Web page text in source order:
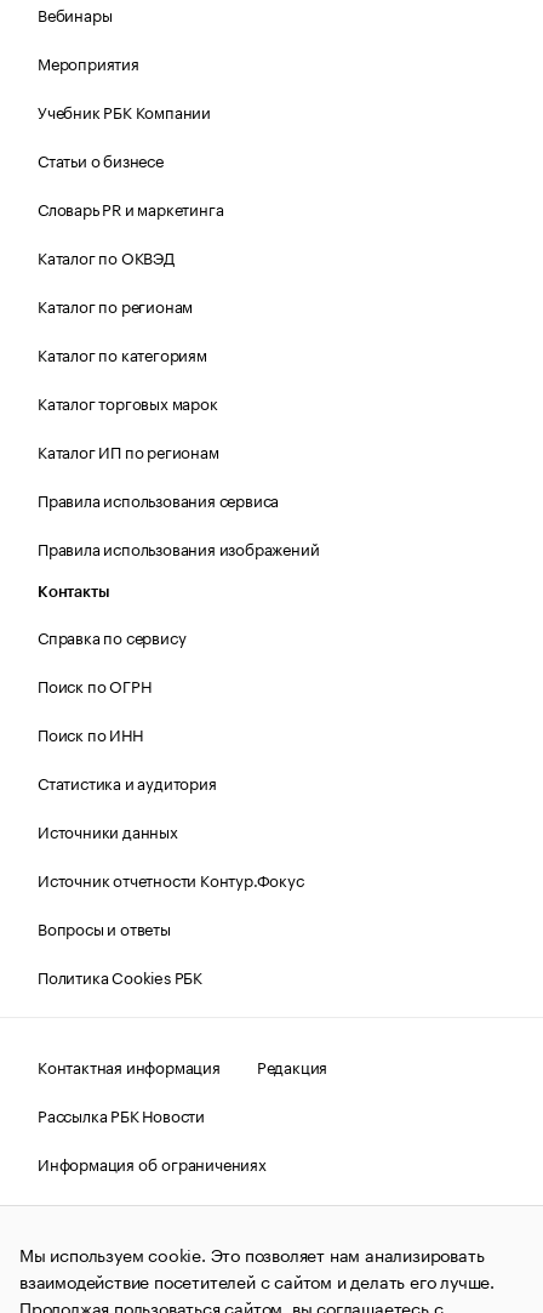
Вебинары
Мероприятия
Учебник РБК Компании
Статьи о бизнесе
Словарь PR и маркетинга
Каталог по ОКВЭД
Каталог по регионам
Каталог по категориям
Каталог торговых марок
Каталог ИП по регионам
Правила использования сервиса
Правила использования изображений
Контакты
Справка по сервису
Поиск по ОГРН
Поиск по ИНН
Статистика и аудитория
Источники данных
Источник отчетности Контур.Фокус
Вопросы и ответы
Политика Cookies РБК
Контактная информация
Редакция
Рассылка РБК Новости
Информация об ограничениях
Правовая информация
О соблюдении авторских прав
© АО «РОСБИЗНЕСКОНСАЛТИНГ»,1995–2026.Сообщения
и материалы информационного агентства «РБК»
(зарегистрировано Федеральной службой по надзору в сфере
Мы используем cookie. Это позволяет нам анализировать
взаимодействие посетителей с сайтом и делать его лучше.
Продолжая пользоваться сайтом, вы соглашаетесь с